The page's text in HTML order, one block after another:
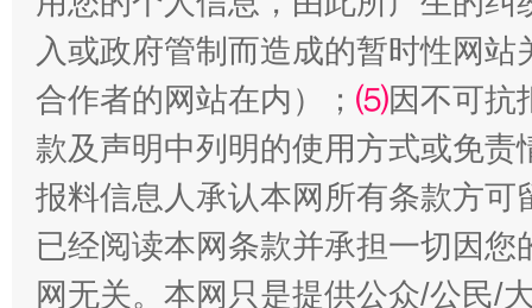
除
入或政府管制而造成的暂时性网
合作者的网站在内）； ⑸因不可抗
款及声明中列明的使用方式或免责
报料信息人承认本网所有条款方
已经阅读本网条款并承担一切因
网无关。本网只是提供公众/公民/